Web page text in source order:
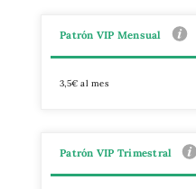
Patrón VIP Mensual
3,5€ al mes
Patrón VIP Trimestral